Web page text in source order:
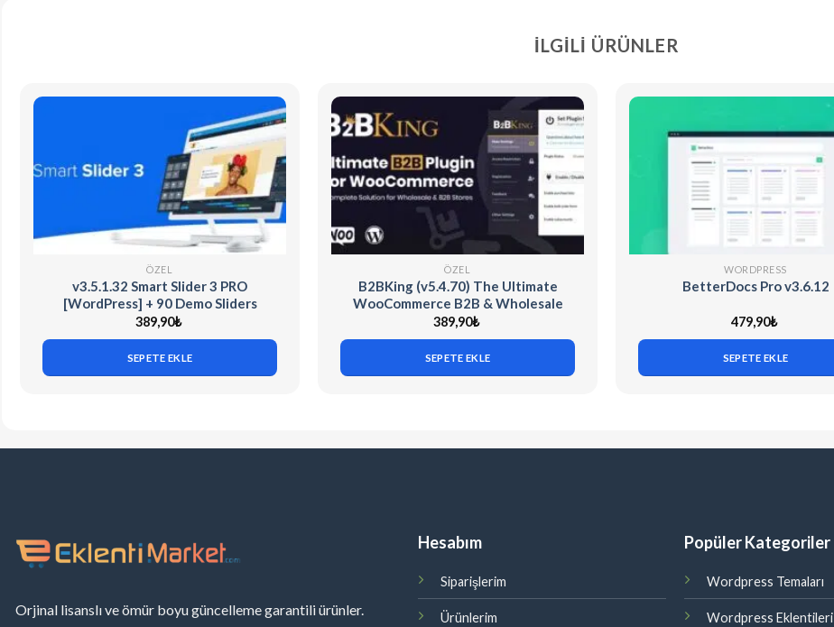
İLGILI ÜRÜNLER
ÖZEL
v3.5.1.32 Smart Slider 3 PRO
[WordPress] + 90 Demo Sliders
389,90₺
SEPETE EKLE
ÖZEL
B2BKing (v5.4.70) The Ultimate
WooCommerce B2B & Wholesale
Plugin
389,90₺
SEPETE EKLE
WORDPRESS
BetterDocs Pro v3.6.12
479,90₺
SEPETE EKLE
Orjinal lisanslı ve ömür boyu güncelleme garantili ürünler.
Hesabım
Siparişlerim
Ürünlerim
Popüler Kategoriler
Wordpress Temaları
Wordpress Eklentileri